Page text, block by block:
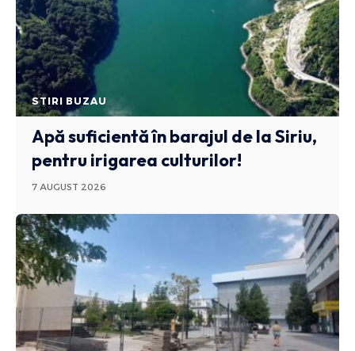
STIRI BUZAU
Apă suficientă în barajul de la Siriu,
pentru irigarea culturilor!
7 AUGUST 2026